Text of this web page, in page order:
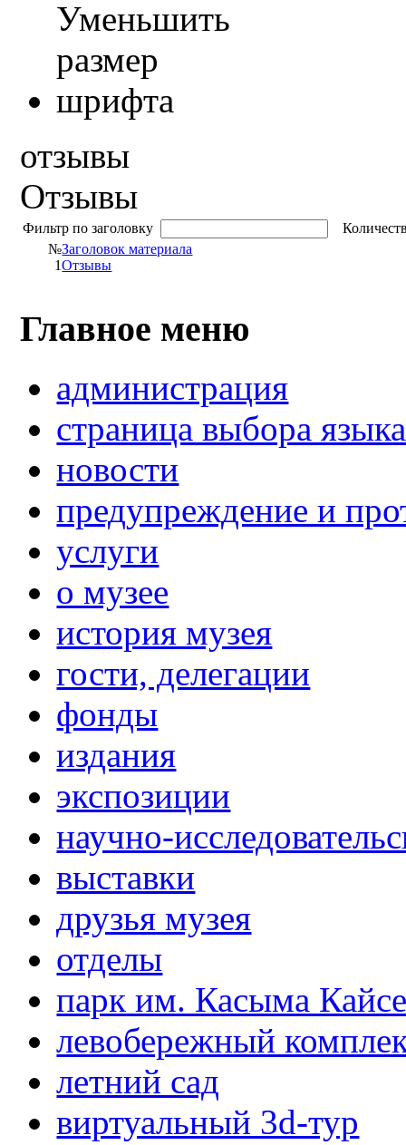
отзывы
Отзывы
Фильтр по заголовку
№Заголовок материала
1Отзывы
Главное меню
администрация
страница выбора языка
новости
предупреждение и
услуги
о музее
история музея
гости, делегации
фонды
издания
экспозиции
научно-
выставки
друзья музея
отделы
парк им. Касыма
левобережный
летний сад
виртуальный 3d-тур